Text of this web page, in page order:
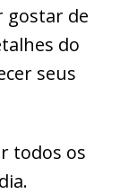
gostar de
do
seus
todos os